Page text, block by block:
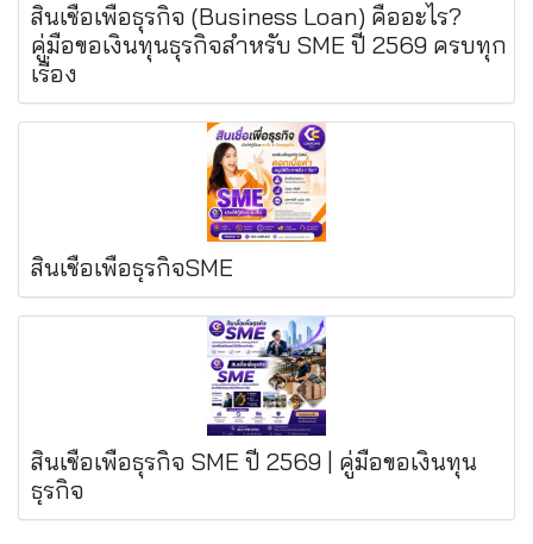
สินเชื่อเพื่อธุรกิจ (Business Loan) คืออะไร?
คู่มือขอเงินทุนธุรกิจสำหรับ SME ปี 2569 ครบทุก
เรื่อง
สินเชื่อเพื่อธุรกิจSME
สินเชื่อเพื่อธุรกิจ SME ปี 2569 | คู่มือขอเงินทุน
ธุรกิจ